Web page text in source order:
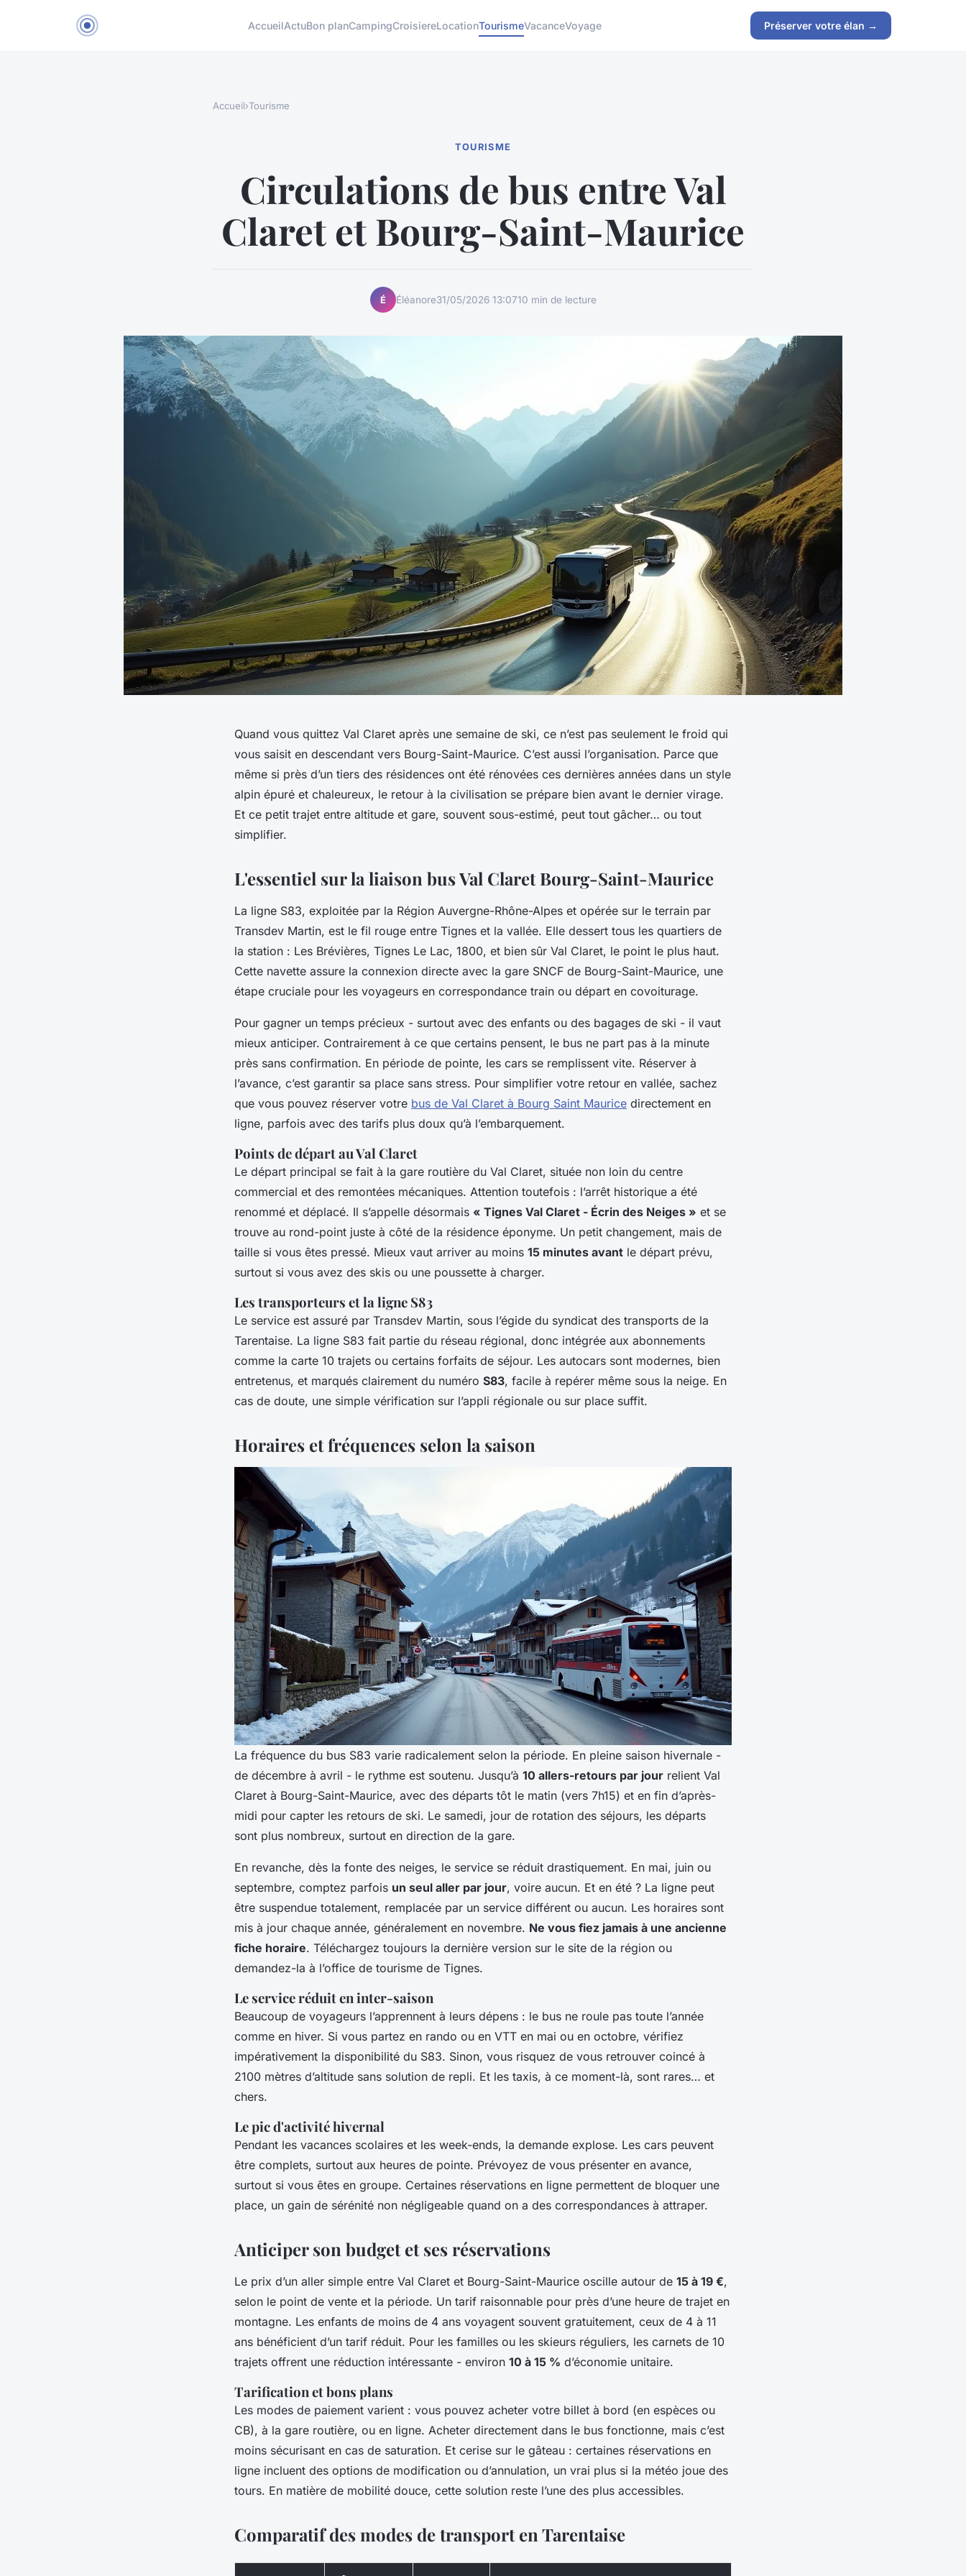
AccueilActuBon planCampingCroisiereLocationTourismeVacanceVoyage Préserver votre élan →
Accueil›Tourisme
TOURISME
Circulations de bus entre Val
Claret et Bourg-Saint-Maurice
É Éléanore31/05/2026 13:0710 min de lecture
Quand vous quittez Val Claret après une semaine de ski, ce n’est pas seulement le froid qui
vous saisit en descendant vers Bourg-Saint-Maurice. C’est aussi l’organisation. Parce que
même si près d’un tiers des résidences ont été rénovées ces dernières années dans un style
alpin épuré et chaleureux, le retour à la civilisation se prépare bien avant le dernier virage.
Et ce petit trajet entre altitude et gare, souvent sous-estimé, peut tout gâcher… ou tout
simplifier.
L'essentiel sur la liaison bus Val Claret Bourg-Saint-Maurice
La ligne S83, exploitée par la Région Auvergne-Rhône-Alpes et opérée sur le terrain par
Transdev Martin, est le fil rouge entre Tignes et la vallée. Elle dessert tous les quartiers de
la station : Les Brévières, Tignes Le Lac, 1800, et bien sûr Val Claret, le point le plus haut.
Cette navette assure la connexion directe avec la gare SNCF de Bourg-Saint-Maurice, une
étape cruciale pour les voyageurs en correspondance train ou départ en covoiturage.
Pour gagner un temps précieux - surtout avec des enfants ou des bagages de ski - il vaut
mieux anticiper. Contrairement à ce que certains pensent, le bus ne part pas à la minute
près sans confirmation. En période de pointe, les cars se remplissent vite. Réserver à
l’avance, c’est garantir sa place sans stress. Pour simplifier votre retour en vallée, sachez
que vous pouvez réserver votre bus de Val Claret à Bourg Saint Maurice directement en
ligne, parfois avec des tarifs plus doux qu’à l’embarquement.
Points de départ au Val Claret
Le départ principal se fait à la gare routière du Val Claret, située non loin du centre
commercial et des remontées mécaniques. Attention toutefois : l’arrêt historique a été
renommé et déplacé. Il s’appelle désormais « Tignes Val Claret - Écrin des Neiges » et se
trouve au rond-point juste à côté de la résidence éponyme. Un petit changement, mais de
taille si vous êtes pressé. Mieux vaut arriver au moins 15 minutes avant le départ prévu,
surtout si vous avez des skis ou une poussette à charger.
Les transporteurs et la ligne S83
Le service est assuré par Transdev Martin, sous l’égide du syndicat des transports de la
Tarentaise. La ligne S83 fait partie du réseau régional, donc intégrée aux abonnements
comme la carte 10 trajets ou certains forfaits de séjour. Les autocars sont modernes, bien
entretenus, et marqués clairement du numéro S83, facile à repérer même sous la neige. En
cas de doute, une simple vérification sur l’appli régionale ou sur place suffit.
Horaires et fréquences selon la saison
La fréquence du bus S83 varie radicalement selon la période. En pleine saison hivernale -
de décembre à avril - le rythme est soutenu. Jusqu’à 10 allers-retours par jour relient Val
Claret à Bourg-Saint-Maurice, avec des départs tôt le matin (vers 7h15) et en fin d’après-
midi pour capter les retours de ski. Le samedi, jour de rotation des séjours, les départs
sont plus nombreux, surtout en direction de la gare.
En revanche, dès la fonte des neiges, le service se réduit drastiquement. En mai, juin ou
septembre, comptez parfois un seul aller par jour, voire aucun. Et en été ? La ligne peut
être suspendue totalement, remplacée par un service différent ou aucun. Les horaires sont
mis à jour chaque année, généralement en novembre. Ne vous fiez jamais à une ancienne
fiche horaire. Téléchargez toujours la dernière version sur le site de la région ou
demandez-la à l’office de tourisme de Tignes.
Le service réduit en inter-saison
Beaucoup de voyageurs l’apprennent à leurs dépens : le bus ne roule pas toute l’année
comme en hiver. Si vous partez en rando ou en VTT en mai ou en octobre, vérifiez
impérativement la disponibilité du S83. Sinon, vous risquez de vous retrouver coincé à
2100 mètres d’altitude sans solution de repli. Et les taxis, à ce moment-là, sont rares… et
chers.
Le pic d'activité hivernal
Pendant les vacances scolaires et les week-ends, la demande explose. Les cars peuvent
être complets, surtout aux heures de pointe. Prévoyez de vous présenter en avance,
surtout si vous êtes en groupe. Certaines réservations en ligne permettent de bloquer une
place, un gain de sérénité non négligeable quand on a des correspondances à attraper.
Anticiper son budget et ses réservations
Le prix d’un aller simple entre Val Claret et Bourg-Saint-Maurice oscille autour de 15 à 19 €,
selon le point de vente et la période. Un tarif raisonnable pour près d’une heure de trajet en
montagne. Les enfants de moins de 4 ans voyagent souvent gratuitement, ceux de 4 à 11
ans bénéficient d’un tarif réduit. Pour les familles ou les skieurs réguliers, les carnets de 10
trajets offrent une réduction intéressante - environ 10 à 15 % d’économie unitaire.
Tarification et bons plans
Les modes de paiement varient : vous pouvez acheter votre billet à bord (en espèces ou
CB), à la gare routière, ou en ligne. Acheter directement dans le bus fonctionne, mais c’est
moins sécurisant en cas de saturation. Et cerise sur le gâteau : certaines réservations en
ligne incluent des options de modification ou d’annulation, un vrai plus si la météo joue des
tours. En matière de mobilité douce, cette solution reste l’une des plus accessibles.
Comparatif des modes de transport en Tarentaise